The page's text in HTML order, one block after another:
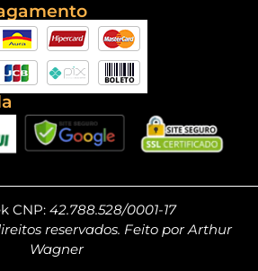
CNP: 42.788.528/0001-17
reservados. Feito por Arthur
Wagner